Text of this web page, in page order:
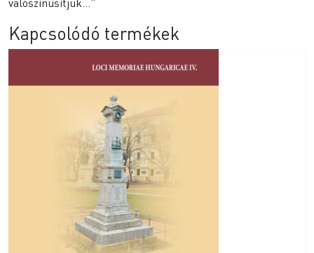
Kapcsolódó termékek